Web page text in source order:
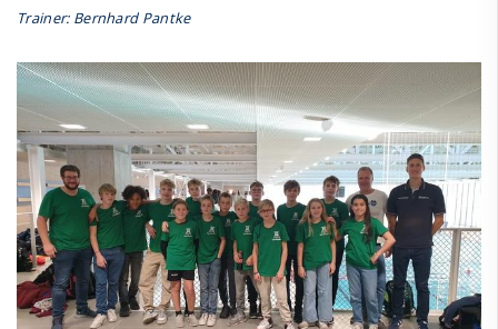
Trainer: Bernhard Pantke